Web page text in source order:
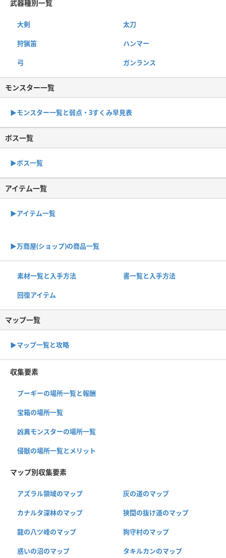
武器種別一覧
大剣 太刀
狩猟笛 ハンマー
弓 ガンランス
モンスター一覧
▶︎モンスター一覧と弱点・3すくみ早見表
ボス一覧
▶︎ボス一覧
アイテム一覧
▶アイテム一覧
▶︎万商屋(ショップ)の商品一覧
素材一覧と入手方法 書一覧と入手方法
回復アイテム
マップ一覧
▶︎マップ一覧と攻略
収集要素
プーギーの場所一覧と報酬
宝箱の場所一覧
凶異モンスターの場所一覧
侵獣の場所一覧とメリット
マップ別収集要素
アズラル領域のマップ 灰の道のマップ
カナルタ深林のマップ 狭間の抜け道のマップ
龍の八ツ峰のマップ 狗守村のマップ
惑いの沼のマップ タキルカンのマップ